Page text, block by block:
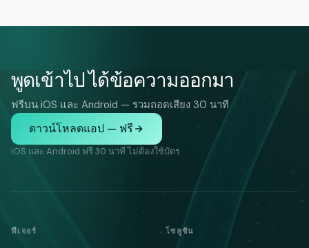
พูดเข้าไป ได้ข้อความออกมา
ฟรีบน iOS และ Android — รวมถอดเสียง 30 นาที
ดาวน์โหลดแอป — ฟรี
iOS และ Android ฟรี 30 นาที ไม่ต้องใช้บัตร
ฟีเจอร์ โซลูชัน